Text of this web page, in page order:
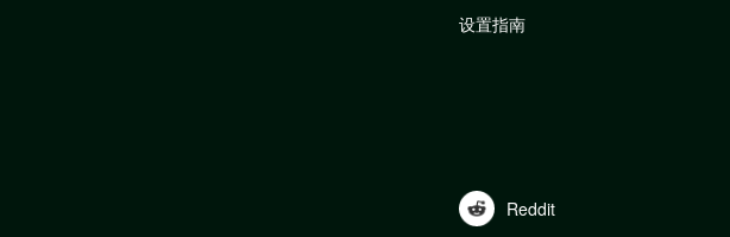
设置指南
Reddit